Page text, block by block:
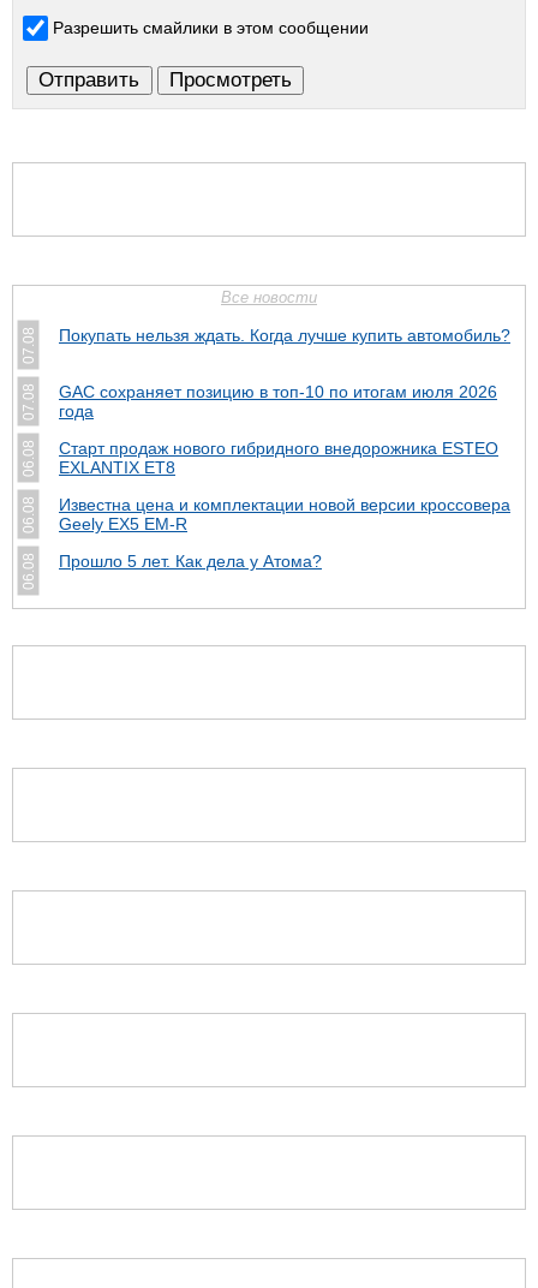
Разрешить смайлики в этом сообщении
Все новости
07.08 Покупать нельзя ждать. Когда лучше купить автомобиль?
07.08
GAC сохраняет позицию в топ-10 по итогам июля 2026
года
06.08
Старт продаж нового гибридного внедорожника ESTEO
EXLANTIX ET8
06.08
Известна цена и комплектации новой версии кроссовера
Geely EX5 EM-R
06.08 Прошло 5 лет. Как дела у Атома?